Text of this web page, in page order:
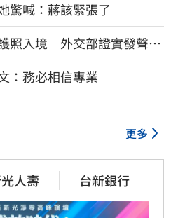
驚喊：蔣該緊張了
照入境 外交部證實發聲
：務必相信專業
更多
人壽 台新銀行